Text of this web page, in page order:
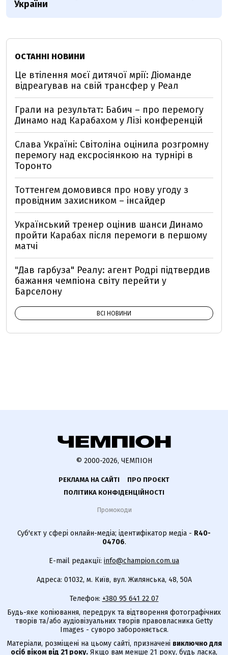
України
ОСТАННІ НОВИНИ
Це втілення моєї дитячої мрії: Діоманде
відреагував на свій трансфер у Реал
Грали на результат: Бабич – про перемогу
Динамо над Карабахом у Лізі конференцій
Слава Україні: Світоліна оцінила розгромну
перемогу над ексросіянкою на турнірі в
Торонто
Тоттенгем домовився про нову угоду з
провідним захисником – інсайдер
Український тренер оцінив шанси Динамо
пройти Карабах після перемоги в першому
матчі
"Дав гарбуза" Реалу: агент Родрі підтвердив
бажання чемпіона світу перейти у
Барселону
ВСІ НОВИНИ
© 2000-2026, ЧЕМПІОН
РЕКЛАМА НА САЙТІ
ПРО ПРОЄКТ
ПОЛІТИКА КОНФІДЕНЦІЙНОСТІ
Промокоди
Суб'єкт у сфері онлайн-медіа; ідентифікатор медіа - R40-
04706.
E-mail редакції: info@champion.com.ua
Адреса: 01032, м. Київ, вул. Жилянська, 48, 50А
Телефон: +380 95 641 22 07
Будь-яке копіювання, передрук та відтворення фотографічних
творів та/або аудіовізуальних творів правовласника Getty
Images - суворо забороняється.
Матеріали, розміщені на цьому сайті, призначені виключно для
осіб віком від 21 року. Якщо вам менше 21 року, будь ласка,